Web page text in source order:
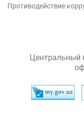
Противодействие
Центральный